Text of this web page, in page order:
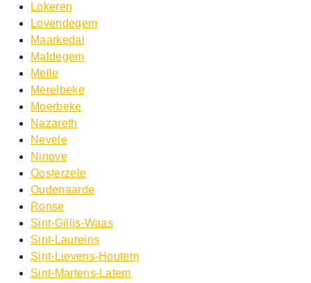
Lokeren
Lovendegem
Maarkedal
Maldegem
Melle
Merelbeke
Moerbeke
Nazareth
Nevele
Ninove
Oosterzele
Oudenaarde
Ronse
Sint-Gillis-Waas
Sint-Laureins
Sint-Lievens-Houtem
Sint-Martens-Latem